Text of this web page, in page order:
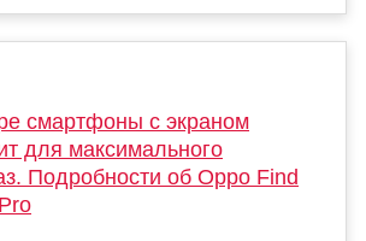
смартфоны с экраном
для максимального
Подробности об Oppo Find